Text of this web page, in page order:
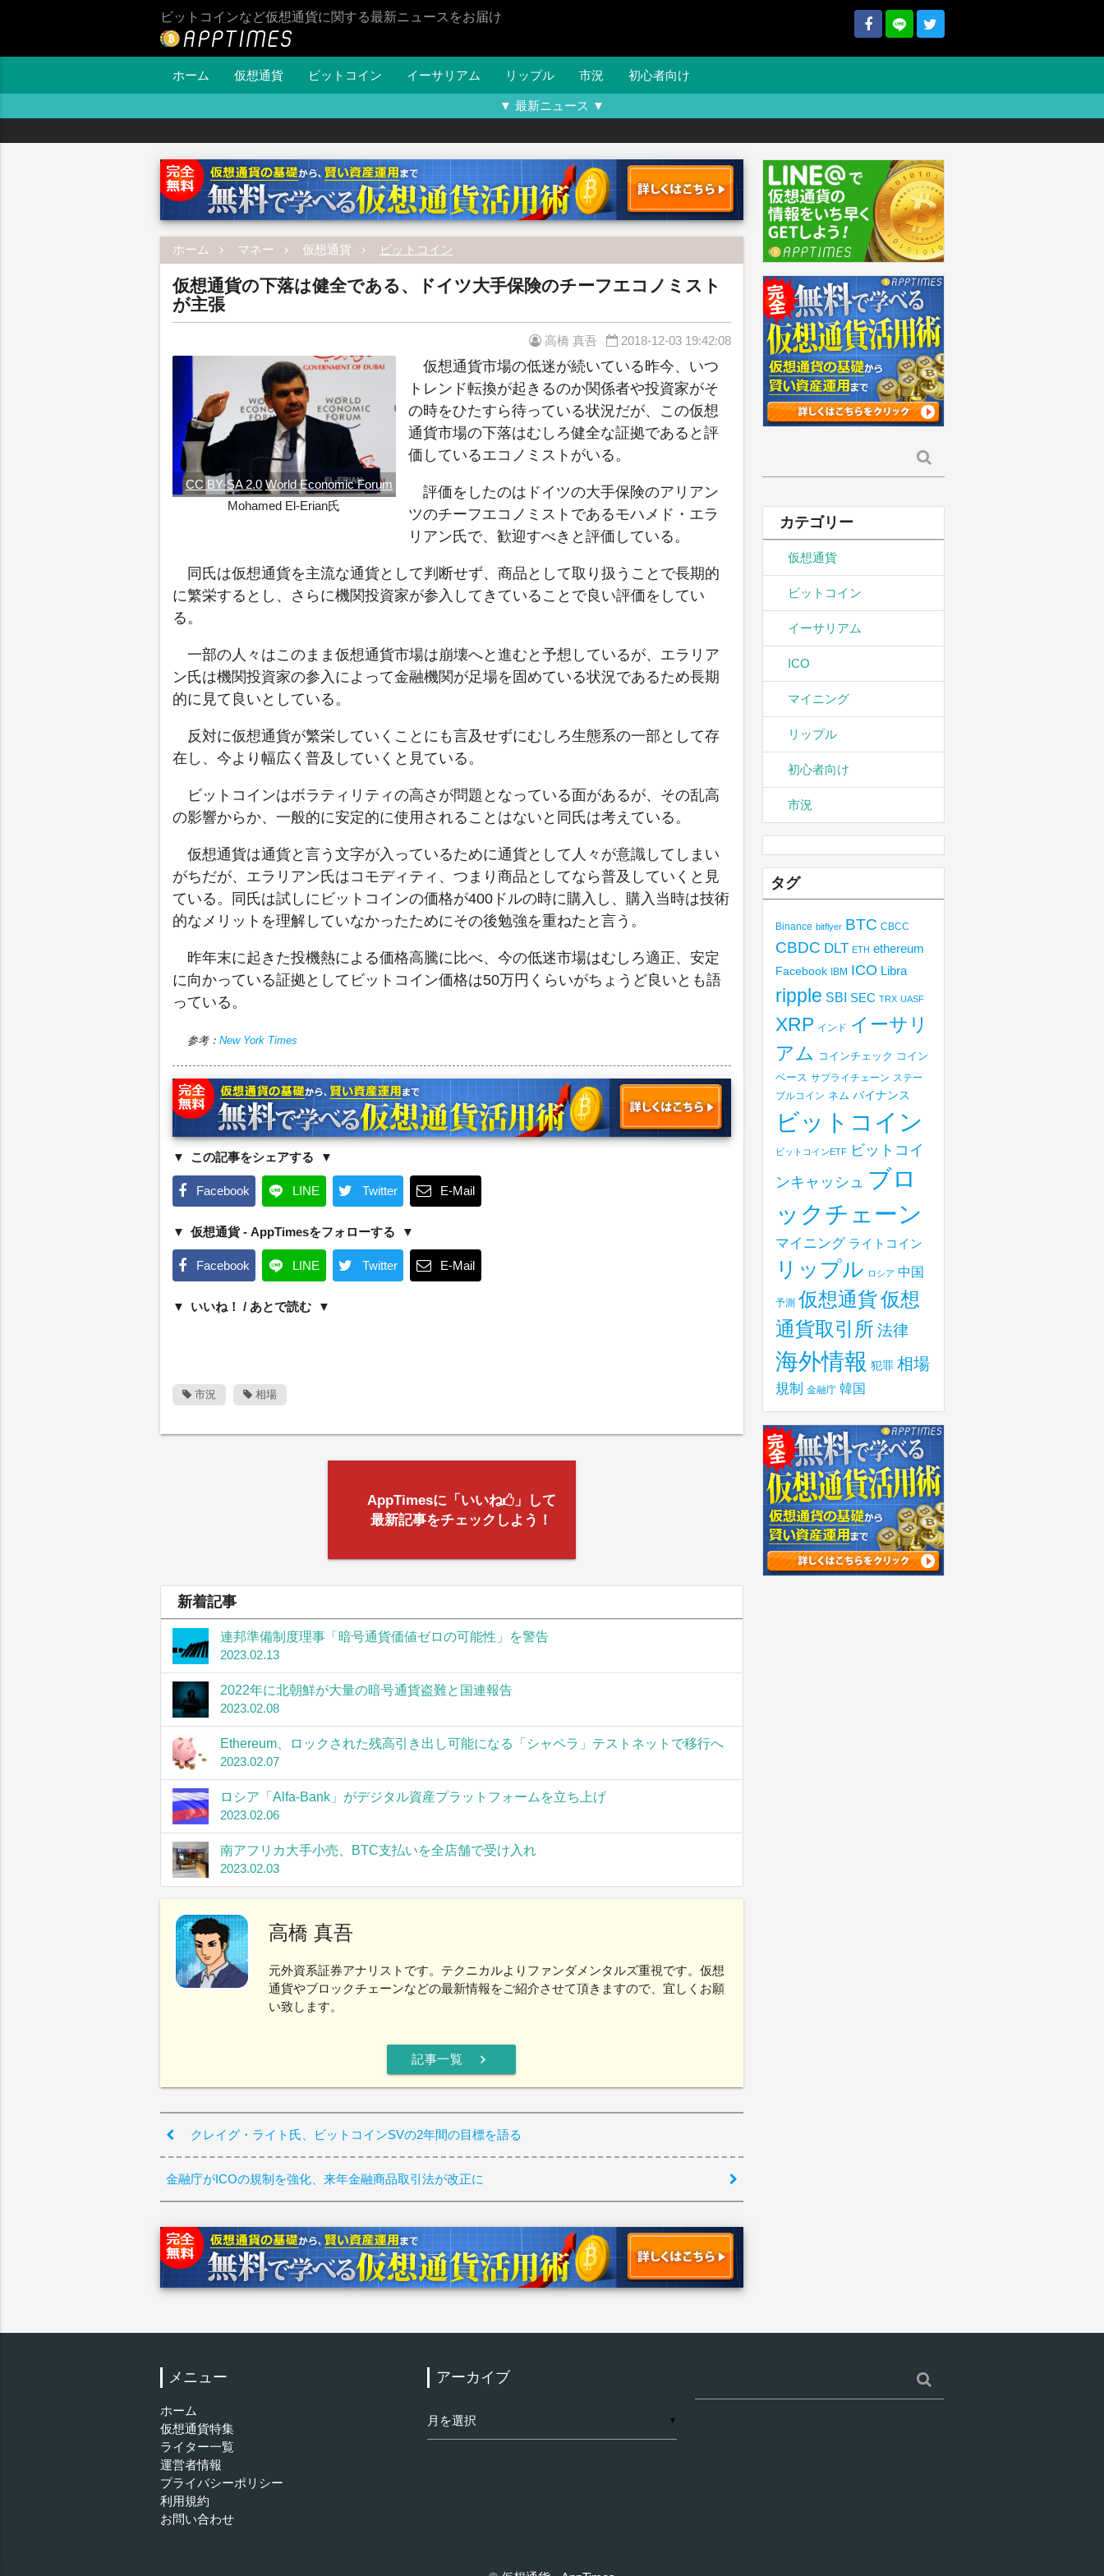
ビットコインなど仮想通貨に関する最新ニュースをお届け
ホーム 仮想通貨 ビットコイン イーサリアム リップル 市況 初心者向け
▼ 最新ニュース ▼
ホーム マネー 仮想通貨 ビットコイン
仮想通貨の下落は健全である、ドイツ大手保険のチーフエコノミスト
が主張
高橋 真吾 2018-12-03 19:42:08
CC BY-SA 2.0 World Economic Forum
Mohamed El-Erian氏
仮想通貨市場の低迷が続いている昨今、いつ
トレンド転換が起きるのか関係者や投資家がそ
の時をひたすら待っている状況だが、この仮想
通貨市場の下落はむしろ健全な証拠であると評
価しているエコノミストがいる。
評価をしたのはドイツの大手保険のアリアン
ツのチーフエコノミストであるモハメド・エラ
リアン氏で、歓迎すべきと評価している。
同氏は仮想通貨を主流な通貨として判断せず、商品として取り扱うことで長期的
に繁栄するとし、さらに機関投資家が参入してきていることで良い評価をしてい
る。
一部の人々はこのまま仮想通貨市場は崩壊へと進むと予想しているが、エラリア
ン氏は機関投資家の参入によって金融機関が足場を固めている状況であるため長期
的に見て良いとしている。
反対に仮想通貨が繁栄していくことにも言及せずにむしろ生態系の一部として存
在し、今より幅広く普及していくと見ている。
ビットコインはボラティリティの高さが問題となっている面があるが、その乱高
の影響からか、一般的に安定的に使用されることはないと同氏は考えている。
仮想通貨は通貨と言う文字が入っているために通貨として人々が意識してしまい
がちだが、エラリアン氏はコモディティ、つまり商品としてなら普及していくと見
ている。同氏は試しにビットコインの価格が400ドルの時に購入し、購入当時は技術
的なメリットを理解していなかったためにその後勉強を重ねたと言う。
昨年末に起きた投機熱による価格高騰に比べ、今の低迷市場はむしろ適正、安定
に向かっている証拠としてビットコイン価格は50万円くらいがちょうど良いとも語
っている。
参考： New York Times
この記事をシェアする
Facebook LINE Twitter E-Mail
仮想通貨 - AppTimesをフォローする
Facebook LINE Twitter E-Mail
いいね！ / あとで読む
市況 相場
AppTimesに「いいね
」して
最新記事をチェックしよう！
新着記事
連邦準備制度理事「暗号通貨価値ゼロの可能性」を警告
2023.02.13
2022年に北朝鮮が大量の暗号通貨盗難と国連報告
2023.02.08
Ethereum、ロックされた残高引き出し可能になる「シャペラ」テストネットで移行へ
2023.02.07
ロシア「Alfa-Bank」がデジタル資産プラットフォームを立ち上げ
2023.02.06
南アフリカ大手小売、BTC支払いを全店舗で受け入れ
2023.02.03
高橋 真吾
元外資系証券アナリストです。テクニカルよりファンダメンタルズ重視です。仮想
通貨やブロックチェーンなどの最新情報をご紹介させて頂きますので、宜しくお願
い致します。
記事一覧 chevron_right
クレイグ・ライト氏、ビットコインSVの2年間の目標を語る
金融庁がICOの規制を強化、来年金融商品取引法が改正に
索:
カテゴリー
仮想通貨
ビットコイン
イーサリアム
ICO
マイニング
リップル
初心者向け
市況
タグ
Binance bitflyer BTC CBCC
CBDC DLT ETH ethereum
Facebook IBM ICO Libra
ripple SBI SEC TRX UASF
XRP インド イーサリ
アム コインチェック コイン
ベース サプライチェーン ステー
ブルコイン ネム バイナンス
ビットコイン
ビットコインETF
ビットコイ
ンキャッシュ ブロ
ックチェーン
マイニング ライトコイン
リップル ロシア 中国
予測 仮想通貨仮想
通貨取引所 法律
海外情報 犯罪 相場
規制 金融庁 韓国
メニュー
ホーム
仮想通貨特集
ライター一覧
運営者情報
プライバシーポリシー
利用規約
お問い合わせ
アーカイブ
ー
カ
▼
索: